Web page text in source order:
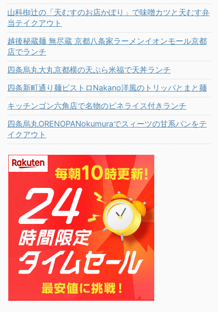
山科椥辻の「天むすのお店かぽり」で味噌カツと天むす弁
当テイクアウト
越後秘蔵麺 無尽蔵 京都八条家ラーメンイオンモール京都
店でランチ
四条烏丸大丸京都横の天ぷら米福で天丼ランチ
四条新町通り麺ビストロNakano洋風のトリッパとまと麺
キッチンゴン六角店で名物のピネライス付きランチ
四条烏丸ORENOPANokumuraでスィーツの甘系パンをテ
イクアウト